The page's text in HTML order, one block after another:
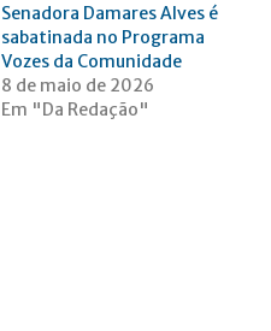
Senadora Damares Alves é
sabatinada no Programa
Vozes da Comunidade
8 de maio de 2026
Em "Da Redação"